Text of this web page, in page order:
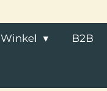
Winkel B2B